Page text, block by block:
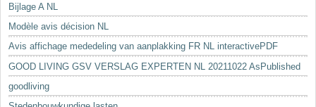
Bijlage A NL
Modèle avis décision NL
Avis affichage mededeling van aanplakking FR NL interactivePDF
GOOD LIVING GSV VERSLAG EXPERTEN NL 20211022 AsPublished
goodliving